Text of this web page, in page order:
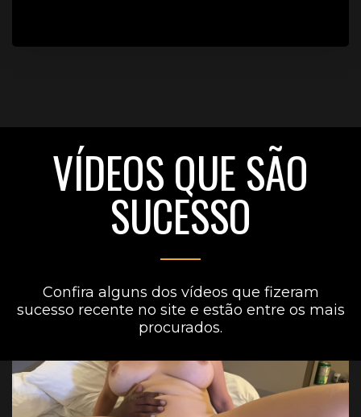
VÍDEOS QUE SÃO
SUCESSO
Confira alguns dos vídeos que fizeram
sucesso recente no site e estão entre os mais
procurados.